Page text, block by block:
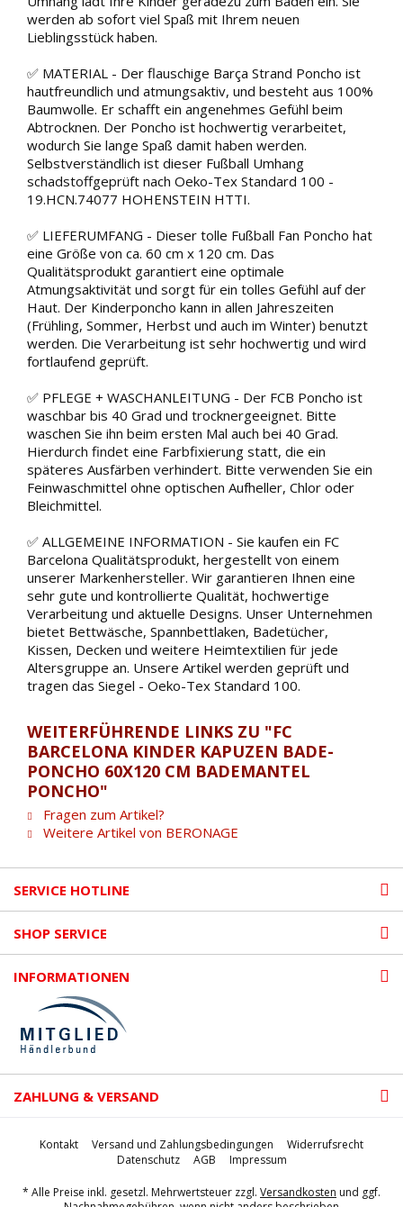
werden ab sofort viel Spaß mit Ihrem neuen
Lieblingsstück haben.
✅ MATERIAL - Der flauschige Barça Strand Poncho ist
hautfreundlich und atmungsaktiv, und besteht aus 100%
Baumwolle. Er schafft ein angenehmes Gefühl beim
Abtrocknen. Der Poncho ist hochwertig verarbeitet,
wodurch Sie lange Spaß damit haben werden.
Selbstverständlich ist dieser Fußball Umhang
schadstoffgeprüft nach Oeko-Tex Standard 100 -
19.HCN.74077 HOHENSTEIN HTTI.
✅ LIEFERUMFANG - Dieser tolle Fußball Fan Poncho hat
eine Größe von ca. 60 cm x 120 cm. Das
Qualitätsprodukt garantiert eine optimale
Atmungsaktivität und sorgt für ein tolles Gefühl auf der
Haut. Der Kinderponcho kann in allen Jahreszeiten
(Frühling, Sommer, Herbst und auch im Winter) benutzt
werden. Die Verarbeitung ist sehr hochwertig und wird
fortlaufend geprüft.
✅ PFLEGE + WASCHANLEITUNG - Der FCB Poncho ist
waschbar bis 40 Grad und trocknergeeignet. Bitte
waschen Sie ihn beim ersten Mal auch bei 40 Grad.
Hierdurch findet eine Farbfixierung statt, die ein
späteres Ausfärben verhindert. Bitte verwenden Sie ein
Feinwaschmittel ohne optischen Aufheller, Chlor oder
Bleichmittel.
✅ ALLGEMEINE INFORMATION - Sie kaufen ein FC
Barcelona Qualitätsprodukt, hergestellt von einem
unserer Markenhersteller. Wir garantieren Ihnen eine
sehr gute und kontrollierte Qualität, hochwertige
Verarbeitung und aktuelle Designs. Unser Unternehmen
bietet Bettwäsche, Spannbettlaken, Badetücher,
Kissen, Decken und weitere Heimtextilien für jede
Altersgruppe an. Unsere Artikel werden geprüft und
tragen das Siegel - Oeko-Tex Standard 100.
WEITERFÜHRENDE LINKS ZU "FC
BARCELONA KINDER KAPUZEN BADE-
PONCHO 60X120 CM BADEMANTEL
PONCHO"
Fragen zum Artikel?
Weitere Artikel von BERONAGE
SERVICE HOTLINE
SHOP SERVICE
INFORMATIONEN
ZAHLUNG & VERSAND
Kontakt Versand und Zahlungsbedingungen
Widerrufsrecht
Datenschutz
AGB Impressum
* Alle Preise inkl. gesetzl. Mehrwertsteuer zzgl. Versandkosten und ggf.